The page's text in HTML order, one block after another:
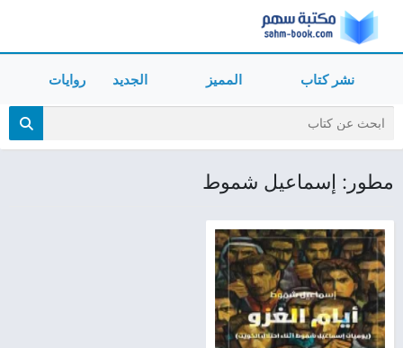
نشر كتاب المميز الجديد روايات
مطور: إسماعيل شموط